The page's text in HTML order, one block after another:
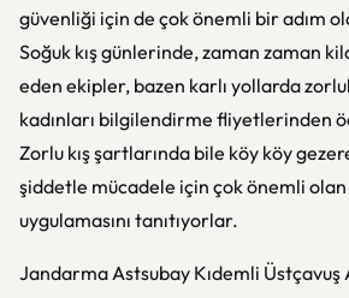
güvenliği için de çok önemli bir adım
Soğuk kış günlerinde, zaman zaman
eden ekipler, bazen karlı yollarda
kadınları bilgilendirme fliyetlerinden
Zorlu kış şartlarında bile köy köy
şiddetle mücadele için çok önemli olan
uygulamasını tanıtıyorlar.
Jandarma Astsubay Kıdemli Üstçavuş